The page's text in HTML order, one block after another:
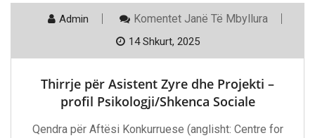
Admin Komentet Te
Për
Zyre
Projekti
–
Profil
Sociale
Janë Të Mbyllura
14 Shkurt, 2025
Thirrje për Asistent Zyre dhe Projekti –
profil Psikologji/Shkenca Sociale
Qendra për Aftësi Konkurruese (anglisht: Centre for